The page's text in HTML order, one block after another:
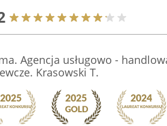
Agencja usługowo -
Krasowski T.